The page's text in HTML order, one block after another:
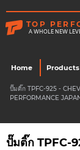
TOP
A WHOLE NEW
Home Products
ปั๊มติ๊ก TPFC-925 -
PERFORMANCE
ปั๊มติ๊ก TPFC-